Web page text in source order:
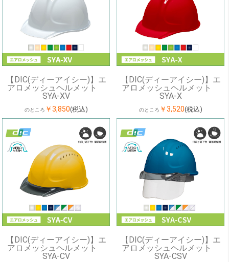
【DIC(ディーアイシー)】エ
アロメッシュヘルメット
SYA-XV
のところ ￥3,850(税込)
【DIC(ディーアイシー)】エ
アロメッシュヘルメット
SYA-X
のところ ￥3,520(税込)
【DIC(ディーアイシー)】エ
アロメッシュヘルメット
SYA-CV
【DIC(ディーアイシー)】エ
アロメッシュヘルメット
SYA-CSV